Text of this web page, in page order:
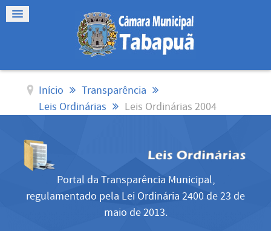
Início
Transparência
Leis Ordinárias
Leis Ordinárias 2004
Portal da Transparência Municipal,
regulamentado pela Lei Ordinária 2400 de 23 de
maio de 2013.